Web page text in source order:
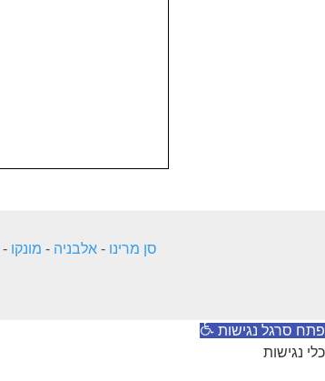
סן מרינו - אלבניה - מונקו -
פתח סרגל נגישות
כלי נגישות